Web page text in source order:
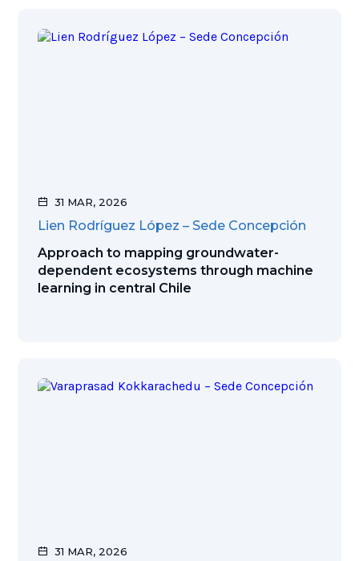
31 MAR, 2026
Lien Rodríguez López – Sede Concepción
Approach to mapping groundwater-
dependent ecosystems through machine
learning in central Chile
31 MAR, 2026